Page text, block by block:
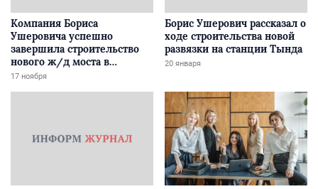
Компания Бориса
Ушеровича успешно
завершила строительство
нового ж/д моста в
Забайкалье
17 ноября
Борис Ушерович рассказал о
ходе строительства новой
развязки на станции Тында
20 января